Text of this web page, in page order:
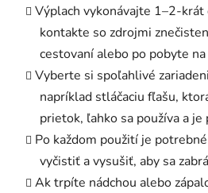
Výplach vykonávajte 1–2-krát
kontakte so zdrojmi
cestovaní alebo po pobyte
Vyberte si spoľahlivé
napríklad stláčaciu fľašu,
prietok, ľahko sa používa a je
Po každom použití je
vyčistiť a vysušiť, aby sa
Ak trpíte nádchou alebo